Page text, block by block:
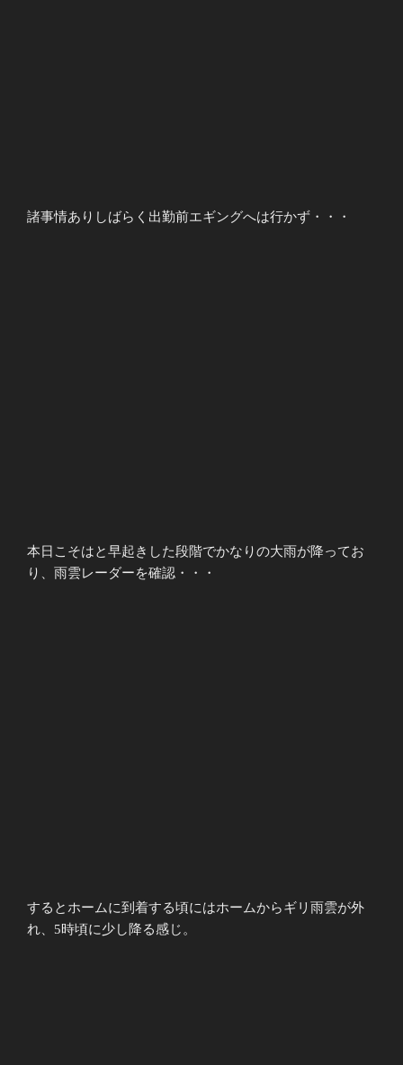
諸事情ありしばらく出勤前エギングへは行かず・・・
本日こそはと早起きした段階でかなりの大雨が降ってお
り、雨雲レーダーを確認・・・
するとホームに到着する頃にはホームからギリ雨雲が外
れ、5時頃に少し降る感じ。